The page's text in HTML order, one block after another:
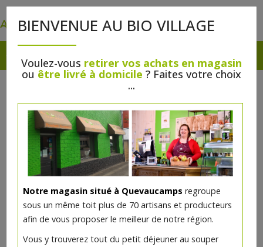
BIENVENUE AU BIO VILLAGE
Voulez-vous retirer vos achats en magasin
ou être livré à domicile ? Faites votre choix
...
Notre magasin situé à Quevaucamps regroupe
sous un même toit plus de 70 artisans et producteurs
afin de vous proposer le meilleur de notre région.
Vous y trouverez tout du petit déjeuner au souper